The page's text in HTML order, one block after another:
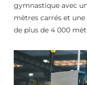
gymnastique avec
mètres carrés et
de plus de 4 000